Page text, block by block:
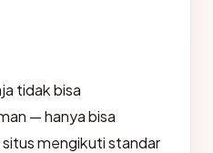
tidak bisa
— hanya bisa
mengikuti standar